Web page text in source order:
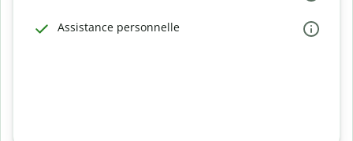
Assistance personnelle